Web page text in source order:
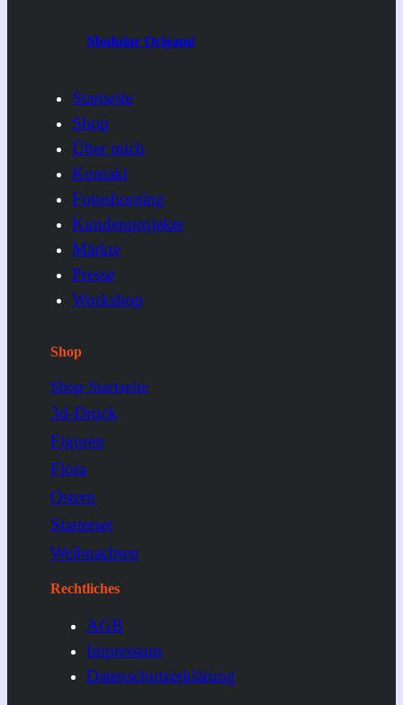
Modular Origami
Startseite
Shop
Über mich
Kontakt
Fotoshooting
Kundenprojekte
Märkte
Presse
Workshop
Shop
Shop Startseite
3d-Druck
Figuren
Flora
Ostern
Starterset
Weihnachten
Rechtliches
AGB
Impressum
Datenschutzerklärung